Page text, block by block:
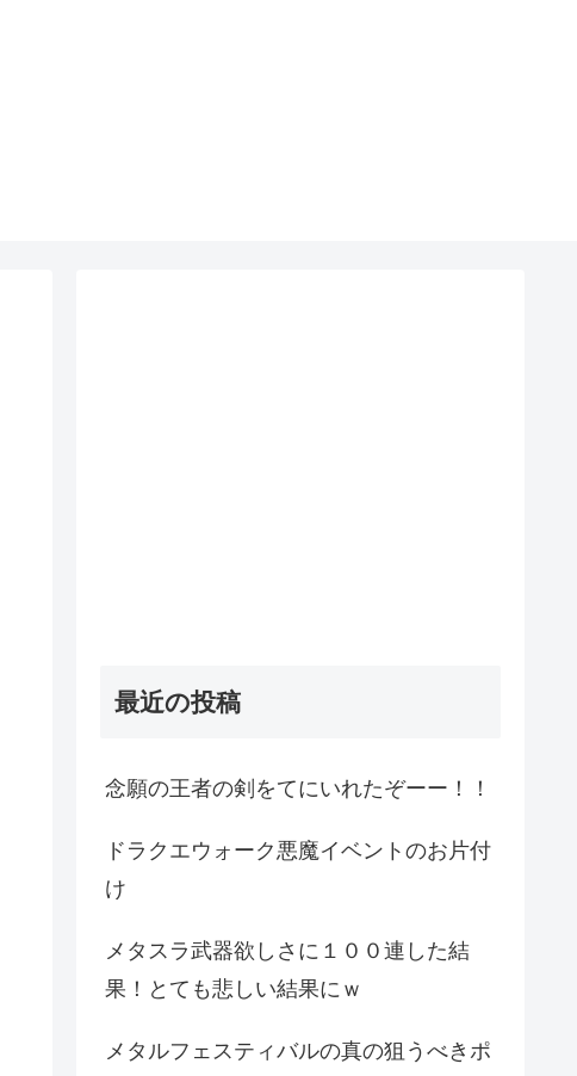
最近の投稿
念願の王者の剣をてにいれたぞーー！！
ドラクエウォーク悪魔イベントのお片付
け
メタスラ武器欲しさに１００連した結
果！とても悲しい結果にｗ
メタルフェスティバルの真の狙うべきポ